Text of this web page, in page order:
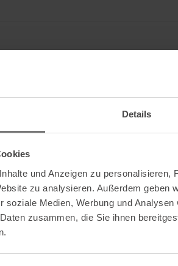
Details
und Anzeigen zu personalisieren,
zu analysieren. Außerdem geben
soziale Medien, Werbung und
zusammen, die Sie ihnen
(SV, Presta) und Dunlop-Ventile (DV) auch